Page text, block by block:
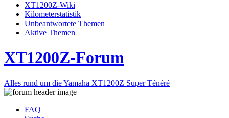
XT1200Z-Wiki
Kilometerstatistik
Unbeantwortete Themen
Aktive Themen
XT1200Z-Forum
Alles rund um die Yamaha XT1200Z Super Ténéré
FAQ